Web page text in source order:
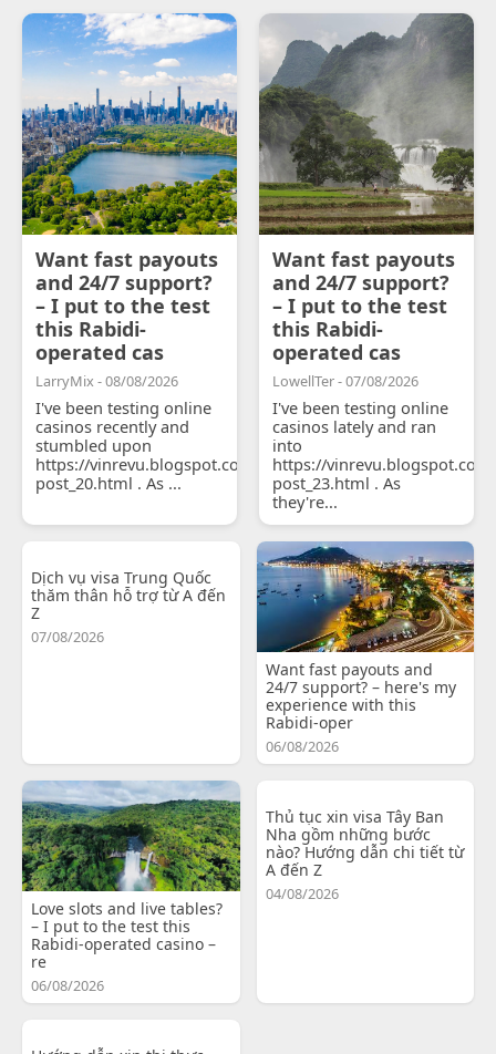
Want fast payouts
and 24/7 support?
– I put to the test
this Rabidi-
operated cas
LarryMix - 08/08/2026
I've been testing online
casinos recently and
stumbled upon
https://vinrevu.blogspot.com/2026/06/blog-
post_20.html . As ...
Want fast payouts
and 24/7 support?
– I put to the test
this Rabidi-
operated cas
LowellTer - 07/08/2026
I've been testing online
casinos lately and ran
into
https://
post_23.html . As
they're...
Dịch vụ visa Trung Quốc
thăm thân hỗ trợ từ A đến
Z
07/08/2026
Want fast payouts and
24/7 support? – here's my
experience with this
Rabidi-oper
06/08/2026
Love slots and live tables?
– I put to the test this
Rabidi-operated casino –
re
06/08/2026
Thủ tục xin visa Tây Ban
Nha gồm những bước
nào? Hướng dẫn chi tiết từ
A đến Z
04/08/2026